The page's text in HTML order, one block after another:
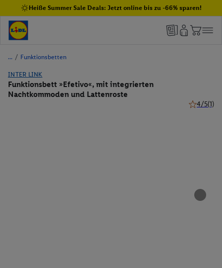
Heiße Summer Sale Deals: Jetzt online bis zu -66% sparen!
/ Funktionsbetten
INTER LINK
Funktionsbett »Efetivo«, mit integrierten
Nachtkommoden und Lattenroste
4/5(1)